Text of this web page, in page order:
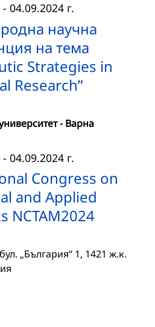
научна
на тема
Strategies in
Research”
- 04.09.2024 г.
- Варна
Congress on
and Applied
NCTAM2024
- 04.09.2024 г.
бул. „България“ 1, 1421 ж.к.